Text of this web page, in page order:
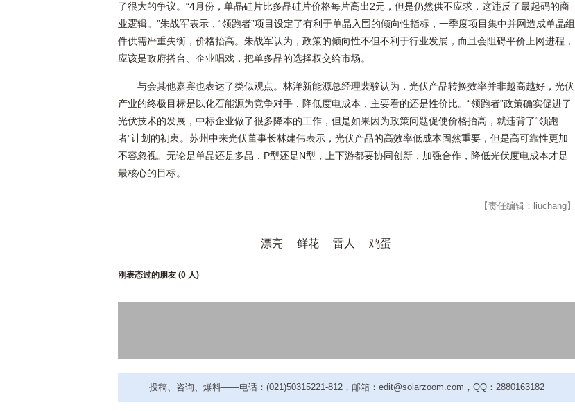
了很大的争议。“4月份，单晶硅片比多晶硅片价格每片高出2元，但是仍然供不应求，这违反了最起码的商
业逻辑。”朱战军表示，“领跑者”项目设定了有利于单晶入围的倾向性指标，一季度项目集中并网造成单晶组
件供需严重失衡，价格抬高。朱战军认为，政策的倾向性不但不利于行业发展，而且会阻碍平价上网进程，
应该是政府搭台、企业唱戏，把单多晶的选择权交给市场。
与会其他嘉宾也表达了类似观点。林洋新能源总经理裴骏认为，光伏产品转换效率并非越高越好，光伏
产业的终极目标是以化石能源为竞争对手，降低度电成本，主要看的还是性价比。“领跑者”政策确实促进了
光伏技术的发展，中标企业做了很多降本的工作，但是如果因为政策问题促使价格抬高，就违背了“领跑
者”计划的初衷。苏州中来光伏董事长林建伟表示，光伏产品的高效率低成本固然重要，但是高可靠性更加
不容忽视。无论是单晶还是多晶，P型还是N型，上下游都要协同创新，加强合作，降低光伏度电成本才是
最核心的目标。
【责任编辑：liuchang】
漂亮 鲜花 雷人 鸡蛋
刚表态过的朋友 (0 人)
投稿、咨询、爆料——电话：(021)50315221-812，邮箱：edit@solarzoom.com，QQ：2880163182